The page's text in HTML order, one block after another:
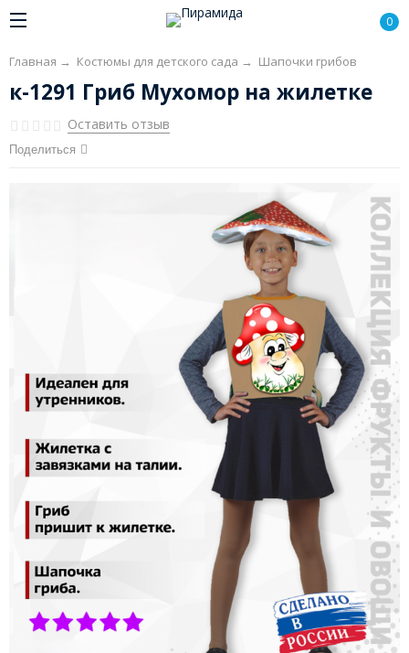
0
Главная → Костюмы для детского сада → Шапочки грибов
к-1291 Гриб Мухомор на жилетке
Оставить отзыв
Поделиться